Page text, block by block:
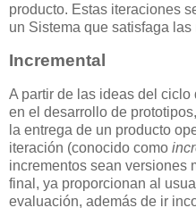
producto. Estas iteraciones
un Sistema que satisfaga
Incremental
A partir de las ideas del
en el desarrollo de
la entrega de un producto
iteración (conocido como
incrementos sean versiones
final, ya proporcionan al
evaluación, además de ir